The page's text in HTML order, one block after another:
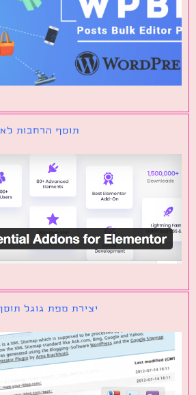
תוסף הרחבות לאלמנטור
יצירת מפת גוגל תוסף